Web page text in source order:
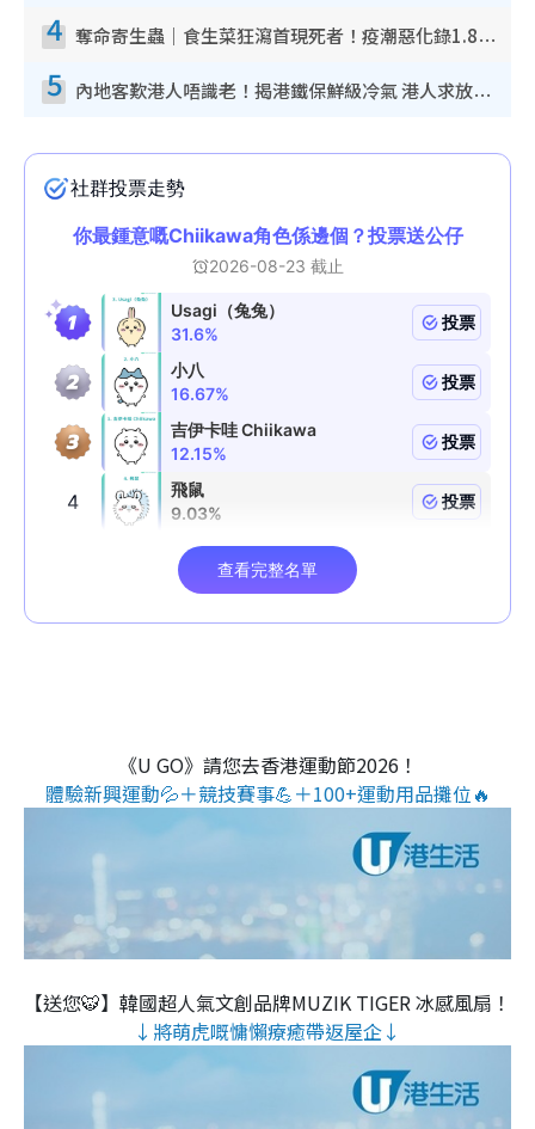
4 奪命寄生蟲｜食生菜狂瀉首現死者！疫潮惡化錄1.8萬宗病例 揭洗菜3大謬誤
5 內地客歎港人唔識老！揭港鐵保鮮級冷氣 港人求放過：咪投訴
《U GO》請您去香港運動節2026！
體驗新興運動💦＋競技賽事💪＋100+運動用品攤位🔥
【送您🐯】韓國超人氣文創品牌MUZIK TIGER 冰感風扇！
↓將萌虎嘅慵懶療癒帶返屋企↓